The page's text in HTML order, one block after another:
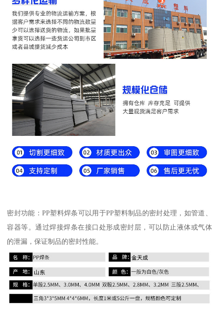
密封功能：PP塑料焊条可以用于PP塑料制品的密封处理，如管道、
容器等。通过焊接焊条在接口处形成密封层，可以防止液体或气体
的泄漏，保证制品的密封性能。